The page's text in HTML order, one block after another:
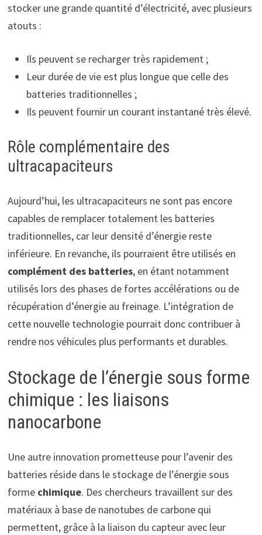
stocker une grande quantité d’électricité, avec plusieurs
atouts :
Ils peuvent se recharger très rapidement ;
Leur durée de vie est plus longue que celle des
batteries traditionnelles ;
Ils peuvent fournir un courant instantané très élevé.
Rôle complémentaire des
ultracapaciteurs
Aujourd’hui, les ultracapaciteurs ne sont pas encore
capables de remplacer totalement les batteries
traditionnelles, car leur densité d’énergie reste
inférieure. En revanche, ils pourraient être utilisés en
complément des batteries, en étant notamment
utilisés lors des phases de fortes accélérations ou de
récupération d’énergie au freinage. L’intégration de
cette nouvelle technologie pourrait donc contribuer à
rendre nos véhicules plus performants et durables.
Stockage de l’énergie sous forme
chimique : les liaisons
nanocarbone
Une autre innovation prometteuse pour l’avenir des
batteries réside dans le stockage de l’énergie sous
forme chimique. Des chercheurs travaillent sur des
matériaux à base de nanotubes de carbone qui
permettent, grâce à la liaison du capteur avec leur